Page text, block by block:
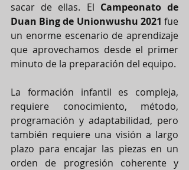
sacar de ellas. El Campeonato de
Duan Bing de Unionwushu 2021 fue
un enorme escenario de aprendizaje
que aprovechamos desde el primer
minuto de la preparación del equipo.
La formación infantil es compleja,
requiere conocimiento, método,
programación y adaptabilidad, pero
también requiere una visión a largo
plazo para encajar las piezas en un
orden de progresión coherente y